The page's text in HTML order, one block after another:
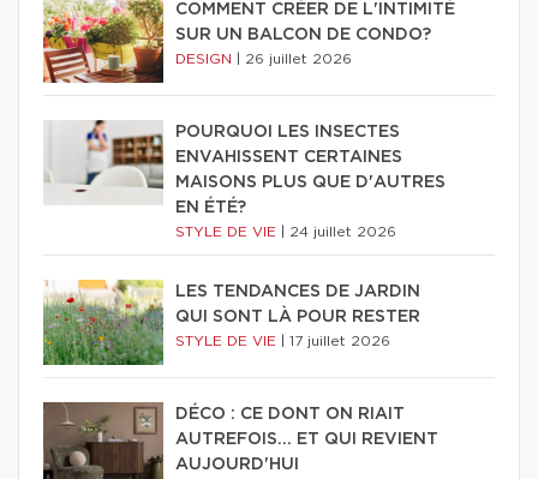
COMMENT CRÉER DE L'INTIMITÉ
SUR UN BALCON DE CONDO?
DESIGN 26 juillet 2026
POURQUOI LES INSECTES
ENVAHISSENT CERTAINES
MAISONS PLUS QUE D'AUTRES
EN ÉTÉ?
STYLE DE VIE 24 juillet 2026
LES TENDANCES DE JARDIN
QUI SONT LÀ POUR RESTER
STYLE DE VIE 17 juillet 2026
DÉCO : CE DONT ON RIAIT
AUTREFOIS... ET QUI REVIENT
AUJOURD'HUI